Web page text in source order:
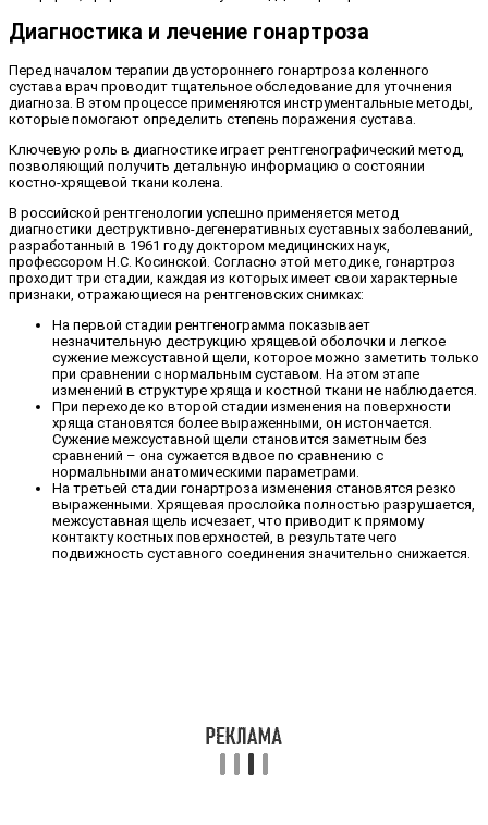
Диагностика и лечение гонартроза
Перед началом терапии двустороннего гонартроза коленного
сустава врач проводит тщательное обследование для уточнения
диагноза. В этом процессе применяются инструментальные методы,
которые помогают определить степень поражения сустава.
Ключевую роль в диагностике играет рентгенографический метод,
позволяющий получить детальную информацию о состоянии
костно-хрящевой ткани колена.
В российской рентгенологии успешно применяется метод
диагностики деструктивно-дегенеративных суставных заболеваний,
разработанный в 1961 году доктором медицинских наук,
профессором Н.С. Косинской. Согласно этой методике, гонартроз
проходит три стадии, каждая из которых имеет свои характерные
признаки, отражающиеся на рентгеновских снимках:
На первой стадии рентгенограмма показывает
незначительную деструкцию хрящевой оболочки и легкое
сужение межсуставной щели, которое можно заметить только
при сравнении с нормальным суставом. На этом этапе
изменений в структуре хряща и костной ткани не наблюдается.
При переходе ко второй стадии изменения на поверхности
хряща становятся более выраженными, он истончается.
Сужение межсуставной щели становится заметным без
сравнений – она сужается вдвое по сравнению с
нормальными анатомическими параметрами.
На третьей стадии гонартроза изменения становятся резко
выраженными. Хрящевая прослойка полностью разрушается,
межсуставная щель исчезает, что приводит к прямому
контакту костных поверхностей, в результате чего
подвижность суставного соединения значительно снижается.